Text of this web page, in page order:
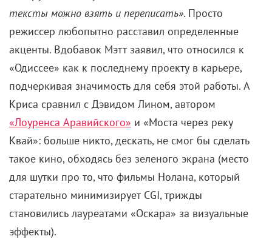
тексты можно взять и переписать». Просто
режиссер любопытно расставил определенные
акценты. Вдобавок Мэтт заявил, что относился к
«Одиссее» как к последнему проекту в карьере,
подчеркивая значимость для себя этой работы. А
Криса сравнил с Дэвидом Лином, автором
«Лоуренса Аравийского» и «Моста через реку
Квай»: больше никто, дескать, не смог бы сделать
такое кино, обходясь без зеленого экрана (место
для шутки про то, что фильмы Нолана, который
старательно минимизирует CGI, трижды
становились лауреатами «Оскара» за визуальные
эффекты).